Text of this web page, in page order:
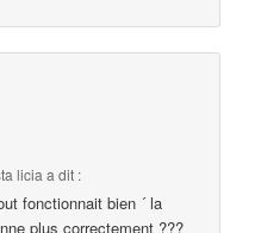
licia a dit :
fonctionnait bien ´ la
plus correctement ???